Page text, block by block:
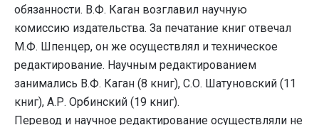
обязанности. В.Ф. Каган возглавил научную
комиссию издательства. За печатание книг отвечал
М.Ф. Шпенцер, он же осуществлял и техническое
редактирование. Научным редактированием
занимались В.Ф. Каган (8 книг), С.О. Шатуновский (11
книг), А.Р. Орбинский (19 книг).
Перевод и научное редактирование осуществляли не